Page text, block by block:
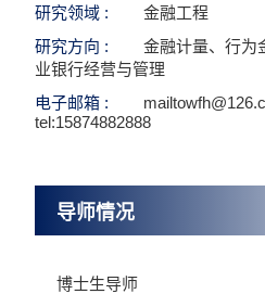
研究领域 :
金融工程
研究方向 :
金融计量、行为
业银行经营与管理
电子邮箱 :
tel:15874882888
导师情况
博士生导师